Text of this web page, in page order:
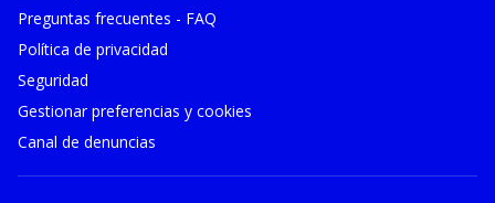
Preguntas frecuentes - FAQ
Política de privacidad
Seguridad
Gestionar preferencias y cookies
Canal de denuncias